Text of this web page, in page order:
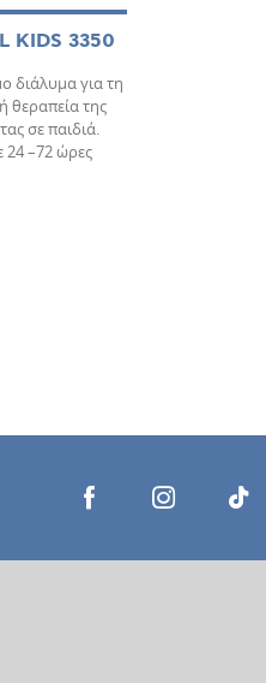
KIDS 3350
διάλυμα για τη
θεραπεία της
σε παιδιά.
24 –72 ώρες